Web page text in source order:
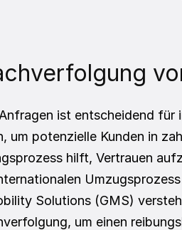
ist entscheidend für
um potenzielle Kunden in
hilft, Vertrauen
Solutions (GMS)
um einen